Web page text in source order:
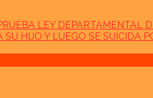
LEY DEPARTAMENTAL
SU HIJO Y LUEGO SE SUICIDA